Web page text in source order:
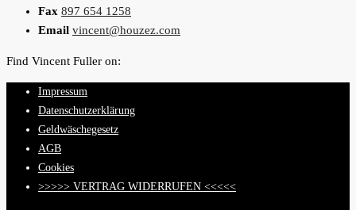
Fax 897 654 1258
Email vincent@houzez.com
Find Vincent Fuller on:
Impressum
Datenschutzerklärung
Geldwäschegesetz
AGB
Cookies
>>>>> VERTRAG WIDERRUFEN <<<<<